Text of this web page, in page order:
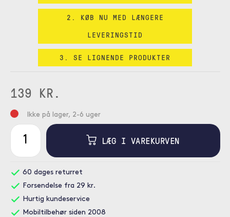
2. KØB NU MED LÆNGERE
LEVERINGSTID
3. SE LIGNENDE PRODUKTER
139 KR.
Ikke på lager, 2-6 uger
LÆG I VAREKURVEN
60 dages returret
Forsendelse fra 29 kr.
Hurtig kundeservice
Mobiltilbehør siden 2008